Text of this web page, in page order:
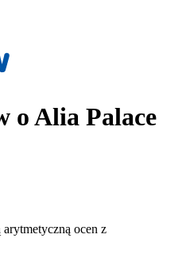
o Alia Palace
ocen z